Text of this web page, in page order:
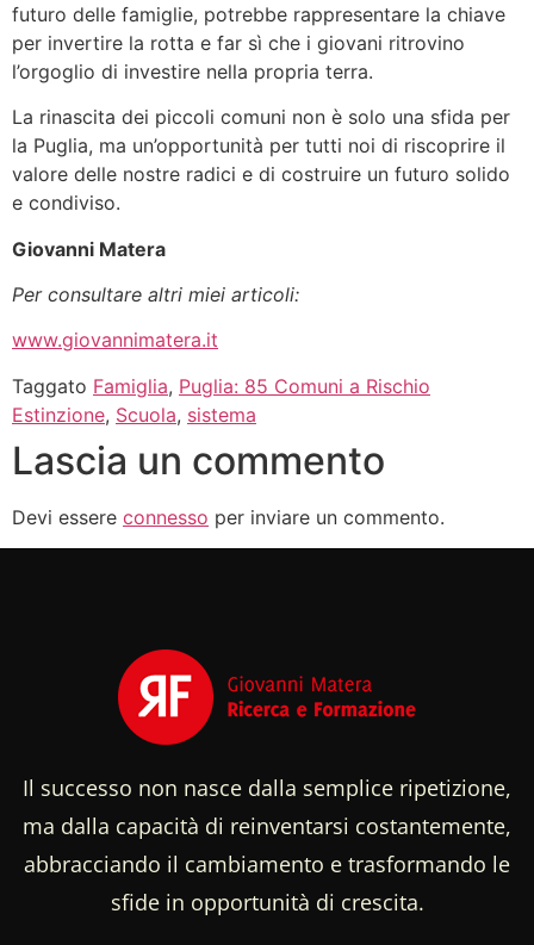
futuro delle famiglie, potrebbe rappresentare la chiave
per invertire la rotta e far sì che i giovani ritrovino
l’orgoglio di investire nella propria terra.
La rinascita dei piccoli comuni non è solo una sfida per
la Puglia, ma un’opportunità per tutti noi di riscoprire il
valore delle nostre radici e di costruire un futuro solido
e condiviso.
Giovanni Matera
Per consultare altri miei articoli:
www.giovannimatera.it
Taggato Famiglia, Puglia: 85 Comuni a Rischio
Estinzione, Scuola, sistema
Lascia un commento
Devi essere connesso per inviare un commento.
Il successo non nasce dalla semplice ripetizione,
ma dalla capacità di reinventarsi costantemente,
abbracciando il cambiamento e trasformando le
sfide in opportunità di crescita.